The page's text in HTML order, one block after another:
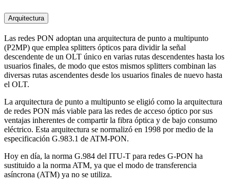
Arquitectura
Las redes PON adoptan una arquitectura de punto a multipunto
(P2MP) que emplea splitters ópticos para dividir la señal
descendente de un OLT único en varias rutas descendentes hasta los
usuarios finales, de modo que estos mismos splitters combinan las
diversas rutas ascendentes desde los usuarios finales de nuevo hasta
el OLT.
La arquitectura de punto a multipunto se eligió como la arquitectura
de redes PON más viable para las redes de acceso óptico por sus
ventajas inherentes de compartir la fibra óptica y de bajo consumo
eléctrico. Esta arquitectura se normalizó en 1998 por medio de la
especificación G.983.1 de ATM-PON.
Hoy en día, la norma G.984 del ITU-T para redes G-PON ha
sustituido a la norma ATM, ya que el modo de transferencia
asíncrona (ATM) ya no se utiliza.